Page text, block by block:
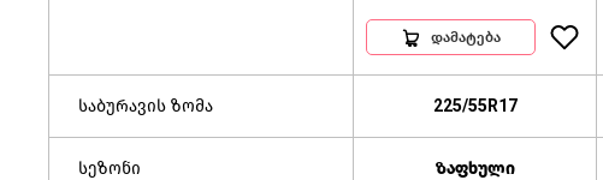
დამატება
საბურავის ზომა 225/55R17
სეზონი ზაფხული